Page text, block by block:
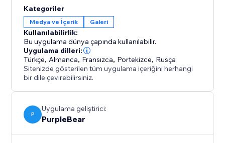
dönüştürerek izleyicinizi büyülerken web sitenizin
deneyimini iyileştirin.
Kategoriler
Medya ve İçerik Galeri
Kullanılabilirlik:
Bu uygulama dünya çapında kullanılabilir.
Uygulama dilleri:
Türkçe, Almanca, Fransızca, Portekizce, Rusça
Sitenizde gösterilen tüm uygulama içeriğini herhangi
bir dile çevirebilirsiniz.
P
Uygulama geliştirici:
PurpleBear